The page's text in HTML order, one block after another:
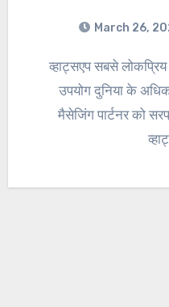
March 26,
व्हाट्सएप सबसे लोकप्रिय मैसेजिंग ऐप में से एक है जिसका
उपयोग दुनिया के
मैसेजिंग पार्टनर को